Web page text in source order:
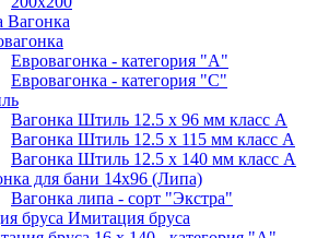
Вагонка
Евровагонка - категория "А"
Евровагонка - категория "С"
Вагонка Штиль 12.5 х 96 мм класс А
Вагонка Штиль 12.5 х 115 мм класс А
Вагонка Штиль 12.5 х 140 мм класс А
для бани 14х96 (Липа)
Вагонка липа - сорт "Экстра"
Имитация бруса